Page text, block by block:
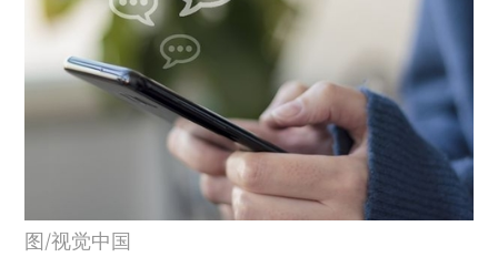
图/视觉中国